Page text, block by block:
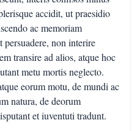
accidit, ut praesidio
ac memoriam
non interire
transire ad alios, atque hoc
metu mortis neglecto.
eorum motu, de mundi ac
natura, de deorum
et iuventuti tradunt.